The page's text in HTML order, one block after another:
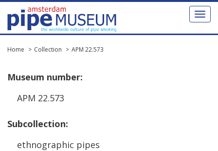
Toggle
Home Collection APM 22.573
Museum number:
APM 22.573
Subcollection:
ethnographic pipes